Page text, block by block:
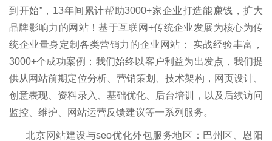
到开始”，13年间累计帮助3000+家企业打造能赚钱，扩大
品牌影响力的网站！基于互联网+传统企业发展为核心为传
统企业量身定制各类营销力的企业网站； 实战经验丰富，
3000+个成功案例；我们始终以客户利益为出发点，我们提
供从网站前期定位分析、营销策划、技术架构，网页设计、
创意表现、资料录入、基础优化、后台培训，以及后续访问
监控、维护、网站运营反馈建议等一系列服务。
北京网站建设与seo优化外包服务地区：巴州区、恩阳